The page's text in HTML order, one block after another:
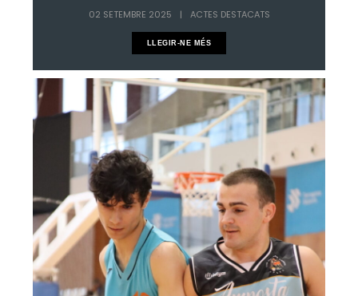
02 SETEMBRE 2025 | ACTES DESTACATS
LLEGIR-NE MÉS